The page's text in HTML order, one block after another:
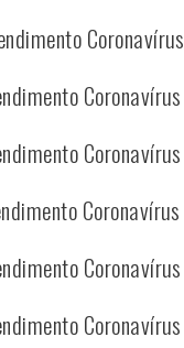
Coronavírus
Coronavírus
Coronavírus
Coronavírus
Coronavírus
Coronavírus